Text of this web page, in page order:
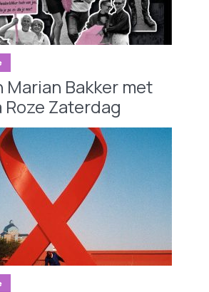
Marian Bakker met
Roze Zaterdag